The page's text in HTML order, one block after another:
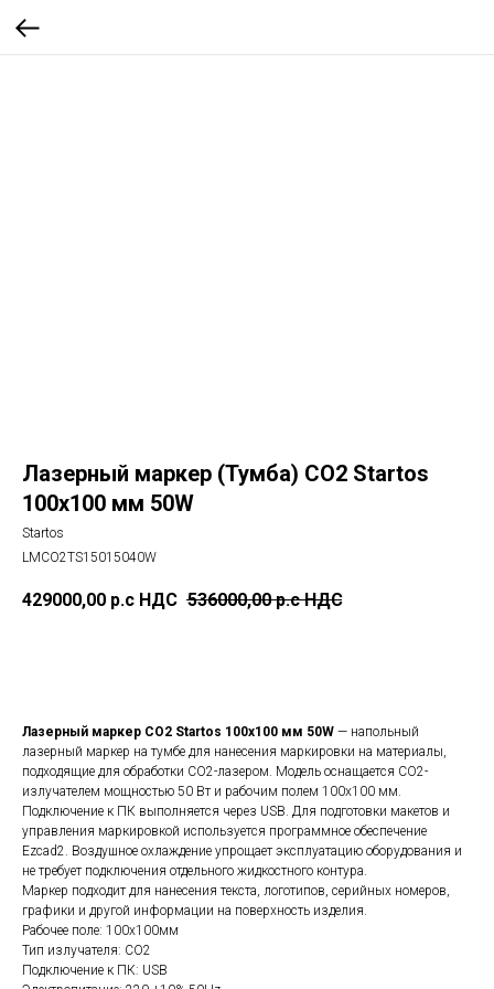
Лазерный маркер (Тумба) CO2 Startos
100x100 мм 50W
Startos
LMCO2TS15015040W
429000,00 р.c НДС 536000,00 р.c НДС
Лазерный маркер CO2 Startos 100x100 мм 50W — напольный
лазерный маркер на тумбе для нанесения маркировки на материалы,
подходящие для обработки СО2-лазером. Модель оснащается СО2-
излучателем мощностью 50 Вт и рабочим полем 100x100 мм.
Подключение к ПК выполняется через USB. Для подготовки макетов и
управления маркировкой используется программное обеспечение
Ezcad2. Воздушное охлаждение упрощает эксплуатацию оборудования и
не требует подключения отдельного жидкостного контура.
Маркер подходит для нанесения текста, логотипов, серийных номеров,
графики и другой информации на поверхность изделия.
Рабочее поле: 100x100мм
Тип излучателя: СО2
Подключение к ПК: USB